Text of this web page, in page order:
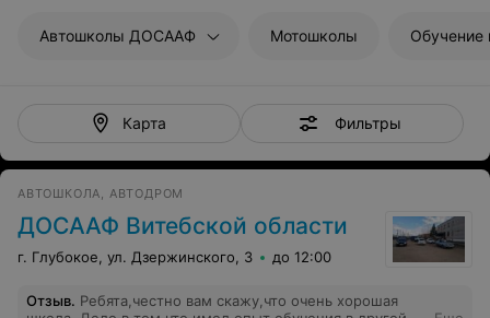
Автошколы ДОСААФ Мотошколы Обучение
Карта Фильтры
АВТОШКОЛА, АВТОДРОМ
ДОСААФ Витебской области
г. Глубокое, ул. Дзержинского, 3 до 12:00
Отзыв. Ребята,честно вам скажу,что очень хорошая